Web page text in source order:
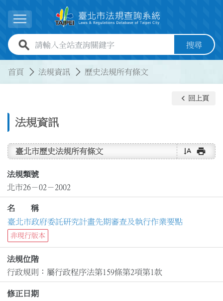
展開選單
全站查詢關鍵字欄位 搜尋
首頁 法規資訊 歷史法規所有條文
法規資訊
keyboard_arrow_left 回上頁
臺北市歷史法規所有條文 text_rotate_vertical print
法規類號
北市26－02－2002
名 稱
臺北市政府委託研究計畫先期審查及執行作業要點
非現行版本
法規位階
行政規則：屬行政程序法第159條第2項第1款
修正日期